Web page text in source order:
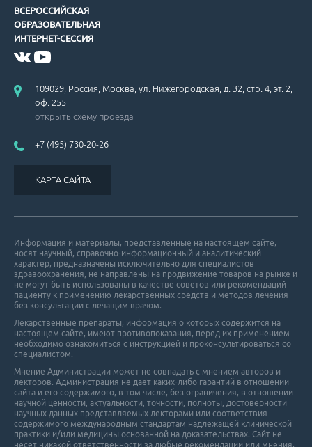
ВСЕРОССИЙСКАЯ
ОБРАЗОВАТЕЛЬНАЯ
ИНТЕРНЕТ-СЕССИЯ
109029, Россия, Москва, ул. Нижегородская, д. 32, стр. 4, эт. 2,
оф. 255
открыть схему проезда
+7 (495) 730-20-26
КАРТА САЙТА
Информация и материалы, представленные на настоящем сайте,
носят научный, справочно-информационный и аналитический
характер, предназначены исключительно для специалистов
здравоохранения, не направлены на продвижение товаров на рынке и
не могут быть использованы в качестве советов или рекомендаций
пациенту к применению лекарственных средств и методов лечения
без консультации с лечащим врачом.
Лекарственные препараты, информация о которых содержится на
настоящем сайте, имеют противопоказания, перед их применением
необходимо ознакомиться с инструкцией и проконсультироваться со
специалистом.
Мнение Администрации может не совпадать с мнением авторов и
лекторов. Администрация не дает каких-либо гарантий в отношении
cайта и его cодержимого, в том числе, без ограничения, в отношении
научной ценности, актуальности, точности, полноты, достоверности
научных данных представляемых лекторами или соответствия
содержимого международным стандартам надлежащей клинической
практики и/или медицины основанной на доказательствах. Сайт не
несет никакой ответственности за любые рекомендации или мнения,